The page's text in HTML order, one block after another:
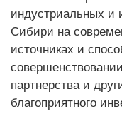
индустриальных и
Сибири на
источниках и
партнерства и
благоприятного